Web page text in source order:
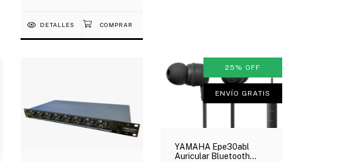
DETALLES
25 % OFF
ENVÍO GRATIS
YAMAHA Epe30abl
Auricular Bluetooth